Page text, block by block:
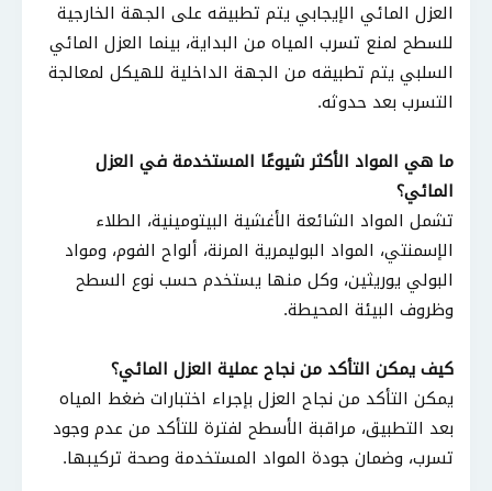
العزل المائي الإيجابي يتم تطبيقه على الجهة الخارجية
للسطح لمنع تسرب المياه من البداية، بينما العزل المائي
السلبي يتم تطبيقه من الجهة الداخلية للهيكل لمعالجة
التسرب بعد حدوثه.
ما هي المواد الأكثر شيوعًا المستخدمة في العزل
المائي؟
تشمل المواد الشائعة الأغشية البيتومينية، الطلاء
الإسمنتي، المواد البوليمرية المرنة، ألواح الفوم، ومواد
البولي يوريثين، وكل منها يستخدم حسب نوع السطح
وظروف البيئة المحيطة.
كيف يمكن التأكد من نجاح عملية العزل المائي؟
يمكن التأكد من نجاح العزل بإجراء اختبارات ضغط المياه
بعد التطبيق، مراقبة الأسطح لفترة للتأكد من عدم وجود
تسرب، وضمان جودة المواد المستخدمة وصحة تركيبها.